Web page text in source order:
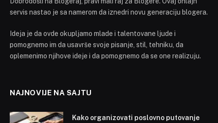
servis nastao je sa namerom da iznedri novu generaciju blogera.
Ideja je da ovde okupljamo mlade i talentovane ljude i
pomognemo im da usavrše svoje pisanje, stil, tehniku, da
oplemenimo njihove ideje i da pomognemo da se one realizuju.
NAJNOVIJE NA SAJTU
Kako organizovati poslovno putovanje